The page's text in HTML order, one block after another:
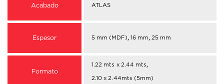
Acabado ATLAS
Espesor 5 mm (MDF), 16 mm, 25 mm
Formato
1.22 mts x 2.44 mts,
2.10 x 2.44mts (5mm)